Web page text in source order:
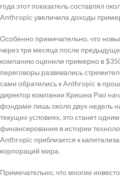
года этот показатель составлял
Anthropic увеличила доходы
Особенно примечательно, что
через три месяца после
компанию оценили примерно в
переговоры развивались
сами обратились к Anthropic в
директор компании Кришна Рао
фондами лишь около двух недель
текущих условиях, это станет
финансирования в истории
Anthropic приблизится к
корпораций мира.
Примечательно, что многие